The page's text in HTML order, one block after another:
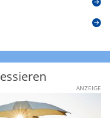
ANZEIGE